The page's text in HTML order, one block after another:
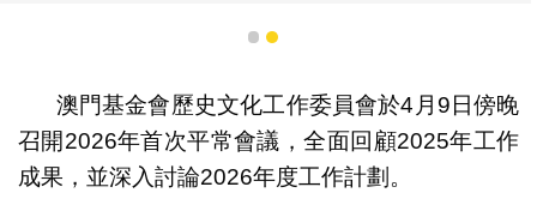
1 2
澳門基金會歷史文化工作委員會於4月9日傍晚
召開2026年首次平常會議，全面回顧2025年工作
成果，並深入討論2026年度工作計劃。